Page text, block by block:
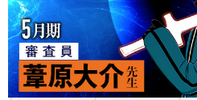
23年2月期 23年1月期
22年10月期 22年9月期
22年6月期 22年5月期